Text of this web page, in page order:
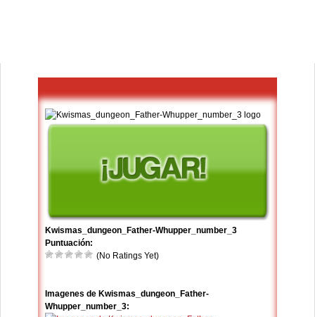
Kwismas_dungeon_Father-Whupper_number_3
Puntuación:
(No Ratings Yet)
Imagenes de Kwismas_dungeon_Father-
Whupper_number_3: